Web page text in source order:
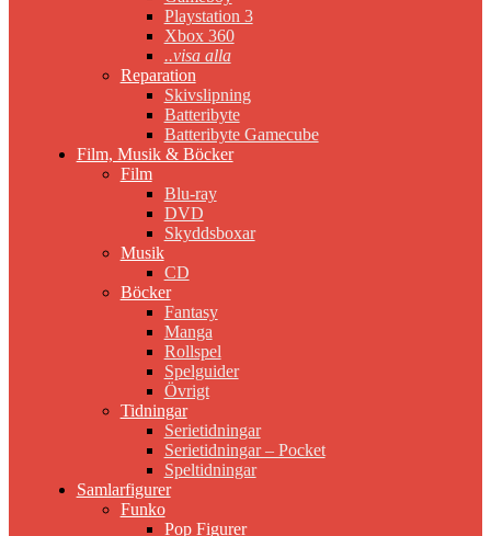
Playstation 3
Xbox 360
..visa alla
Reparation
Skivslipning
Batteribyte
Batteribyte Gamecube
Film, Musik & Böcker
Film
Blu-ray
DVD
Skyddsboxar
Musik
CD
Böcker
Fantasy
Manga
Rollspel
Spelguider
Övrigt
Tidningar
Serietidningar
Serietidningar – Pocket
Speltidningar
Samlarfigurer
Funko
Pop Figurer